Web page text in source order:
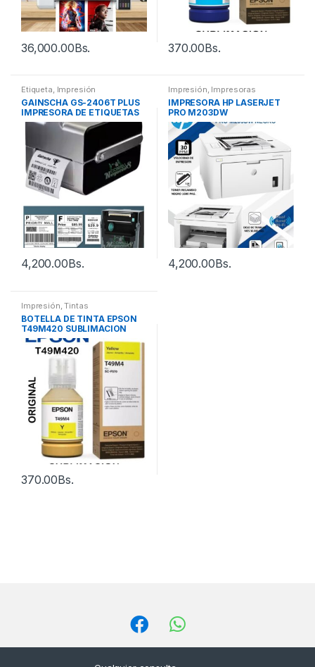
36,000.00Bs. 370.00Bs.
Etiqueta, Impresión
GAINSCHA GS-2406T PLUS
IMPRESORA DE ETIQUETAS
CODIGOS DE BARRA Y QR
4,200.00Bs.
Impresión, Impresoras
IMPRESORA HP LASERJET
PRO M203DW
4,200.00Bs.
Impresión,Tintas
BOTELLA DE TINTA EPSON
T49M420 SUBLIMACION
370.00Bs.